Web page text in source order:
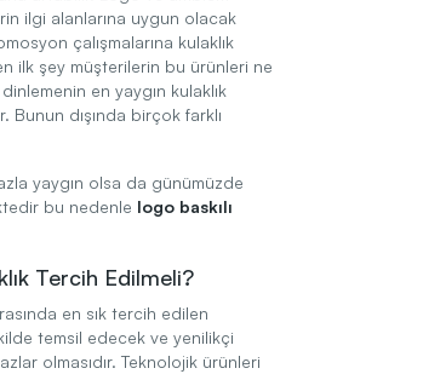
ilgi alanlarına uygun olacak
çalışmalarına kulaklık
ilk şey müşterilerin bu ürünleri ne
en yaygın kulaklık
dışında birçok farklı
yaygın olsa da günümüzde
bu nedenle logo baskılı
Tercih Edilmeli?
en sık tercih edilen
temsil edecek ve yenilikçi
olmasıdır. Teknolojik ürünleri